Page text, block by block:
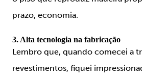
prazo, economia.
3. Alta tecnologia na fabricação
Lembro que, quando comecei a
revestimentos, fiquei